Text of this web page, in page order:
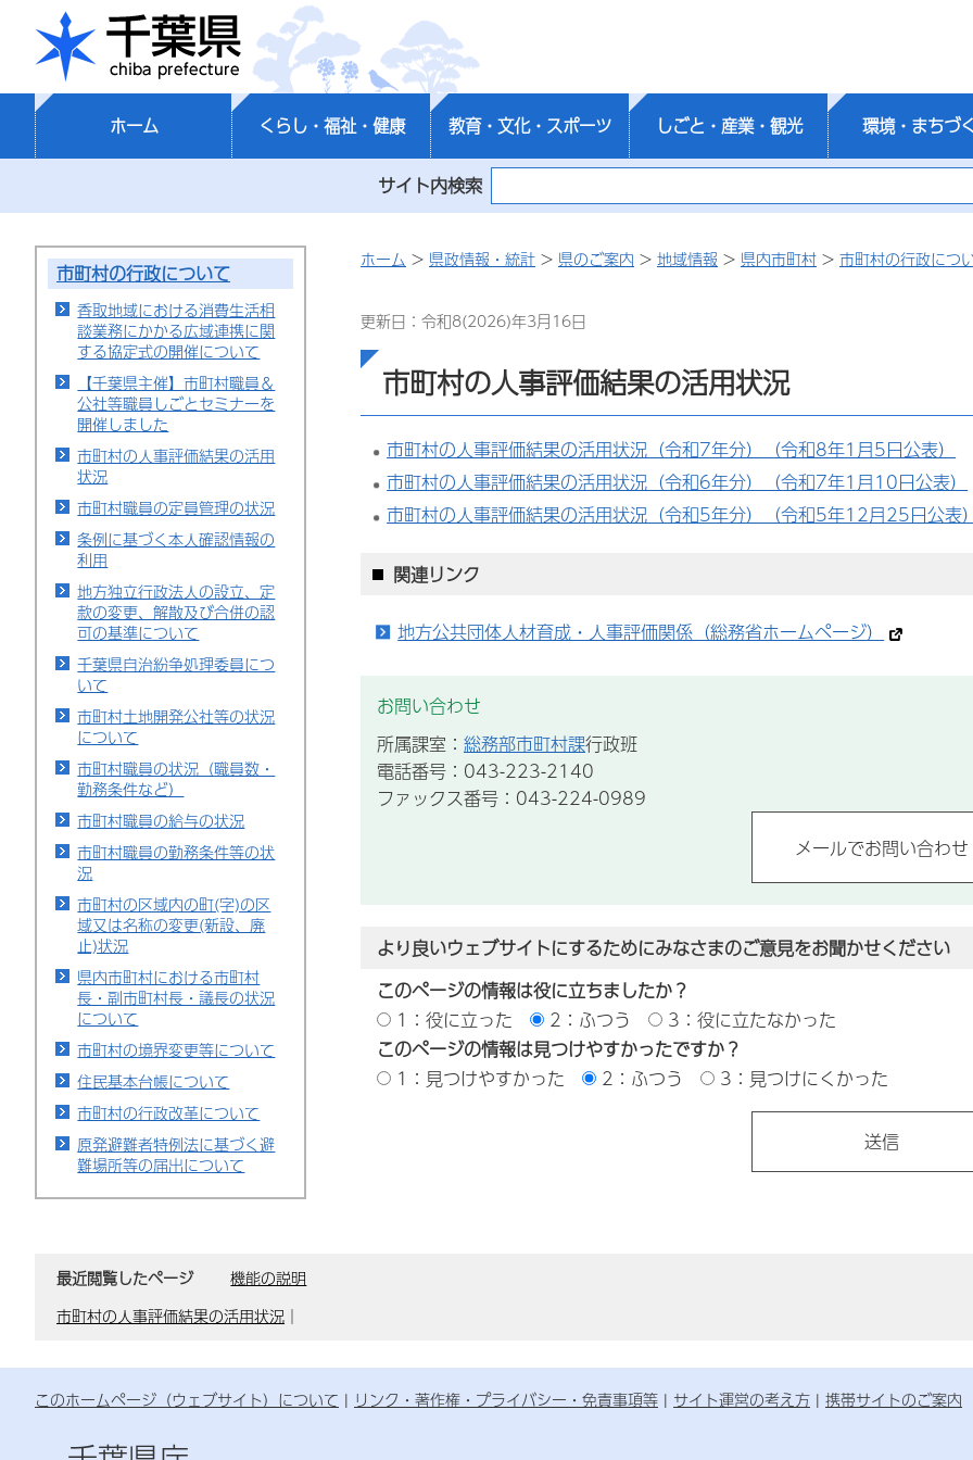
千葉県
ホーム くらし・福祉・健康 教育・文化・スポーツ しごと・産業・観光 環境・まちづ
サイト内検索
市町村の行政について
香取地域における消費生活相
談業務にかかる広域連携に関
する協定式の開催について
【千葉県主催】市町村職員＆
公社等職員しごとセミナーを
開催しました
市町村の人事評価結果の活用
状況
市町村職員の定員管理の状況
条例に基づく本人確認情報の
利用
地方独立行政法人の設立、定
款の変更、解散及び合併の認
可の基準について
千葉県自治紛争処理委員につ
いて
市町村土地開発公社等の状況
について
市町村職員の状況（職員数・
勤務条件など）
市町村職員の給与の状況
市町村職員の勤務条件等の状
況
市町村の区域内の町(字)の区
域又は名称の変更(新設、廃
止)状況
県内市町村における市町村
長・副市町村長・議長の状況
について
市町村の境界変更等について
住民基本台帳について
市町村の行政改革について
原発避難者特例法に基づく避
難場所等の届出について
ホーム > 県政情報・統計 > 県のご案内 > 地域情報 > 県内市町村 > 市町村の行政につ
更新日：令和8(2026)年3月16日
市町村の人事評価結果の活用状況
市町村の人事評価結果の活用状況（令和7年分）（令和8年1月5日公表）
市町村の人事評価結果の活用状況（令和6年分）（令和7年1月10日公表）
市町村の人事評価結果の活用状況（令和5年分）（令和5年12月25日公表
関連リンク
地方公共団体人材育成・人事評価関係（総務省ホームページ）
お問い合わせ
所属課室： 総務部市町村課行政班
電話番号：043-223-2140
ファックス番号：043-224-0989
より良いウェブサイトにするためにみなさまのご意見をお聞かせください
このページの情報は役に立ちましたか？
1：役に立った
2：ふつう
3：役に立たなかった
このページの情報は見つけやすかったですか？
1：見つけやすかった
2：ふつう 3：見つけにくかった
最近閲覧したページ
機能の説明
市町村の人事評価結果の活用状況 ｜
このホームページ（ウェブサイト）について リンク・著作権・プライバシー・免責事項等 サイト運営の考え方 携帯サイトのご案内